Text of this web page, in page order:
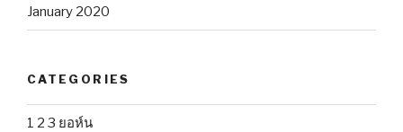
January 2020
CATEGORIES
1 2 3 ยอห์น